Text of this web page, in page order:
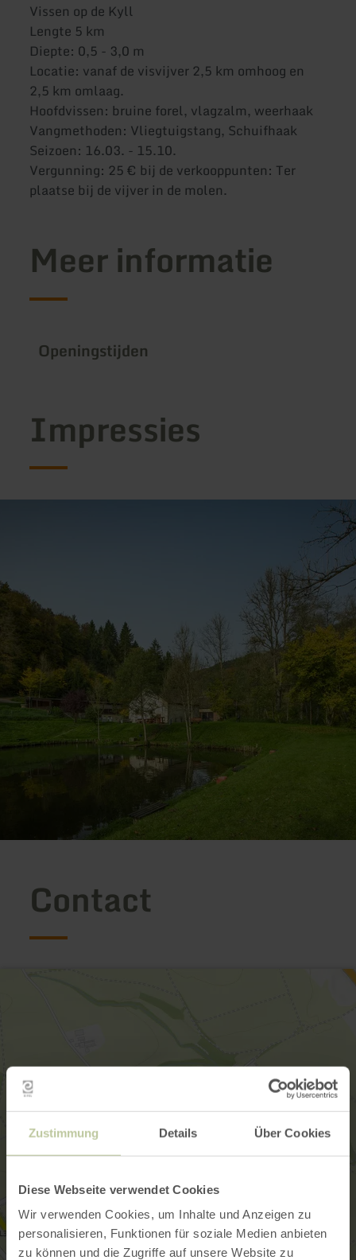
Zustimmung Details Über Cookies
Diese Webseite verwendet Cookies
Wir verwenden Cookies, um Inhalte und Anzeigen zu
personalisieren, Funktionen für soziale Medien anbieten
zu können und die Zugriffe auf unsere Website zu
Vissen op de Kyll
Lengte 5 km
Diepte: 0,5 - 3,0 m
Locatie: vanaf de visvijver 2,5 km omhoog en
2,5 km omlaag.
Hoofdvissen: bruine forel, vlagzalm, weerhaak
Vangmethoden: Vliegtuigstang, Schuifhaak
Seizoen: 16.03. - 15.10.
Vergunning: 25 € bij de verkooppunten: Ter
plaatse bij de vijver in de molen.
Meer informatie
Openingstijden
Impressies
Contact